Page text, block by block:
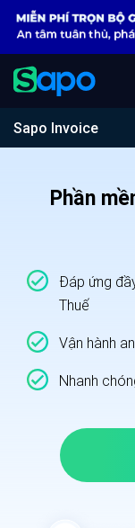
Sapo Invoice
Phần
Đáp ứng
Thuế
Vận hành
Nhanh